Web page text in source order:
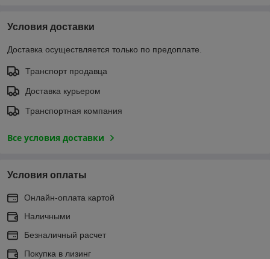
Условия доставки
Доставка осуществляется только по предоплате.
Транспорт продавца
Доставка курьером
Транспортная компания
Все условия доставки
Условия оплаты
Онлайн-оплата картой
Наличными
Безналичный расчет
Покупка в лизинг